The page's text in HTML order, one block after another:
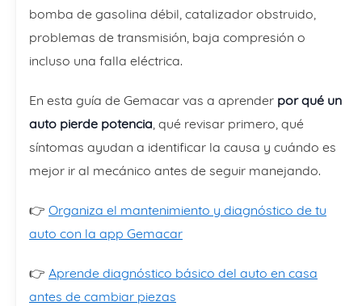
bomba de gasolina débil, catalizador obstruido,
problemas de transmisión, baja compresión o
incluso una falla eléctrica.
En esta guía de Gemacar vas a aprender por qué un
auto pierde potencia, qué revisar primero, qué
síntomas ayudan a identificar la causa y cuándo es
mejor ir al mecánico antes de seguir manejando.
👉 Organiza el mantenimiento y diagnóstico de tu
auto con la app Gemacar
👉 Aprende diagnóstico básico del auto en casa
antes de cambiar piezas